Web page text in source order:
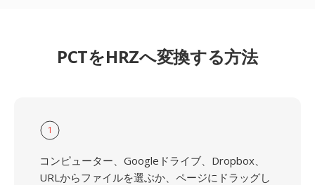
PCTをHRZへ変換する方法
1
コンピューター、Googleドライブ、Dropbox、
URLからファイルを選ぶか、ページにドラッグし